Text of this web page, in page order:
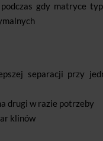
gdy matryce
separacji przy
drugi w razie potrzeby
klinów